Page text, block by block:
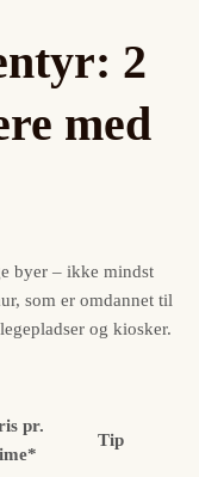
2
med
byer – ikke mindst
som er omdannet til
og kiosker.
pr.
Tip